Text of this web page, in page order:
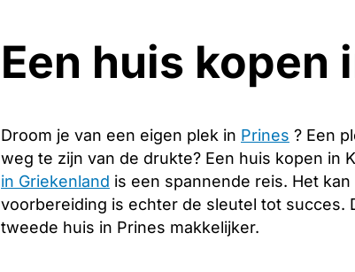
Een huis kopen
Droom je van een eigen plek in Prines ? Een
weg te zijn van de drukte? Een huis kopen in
in Griekenland is een spannende reis. Het
voorbereiding is echter de sleutel tot succes.
tweede huis in Prines makkelijker.